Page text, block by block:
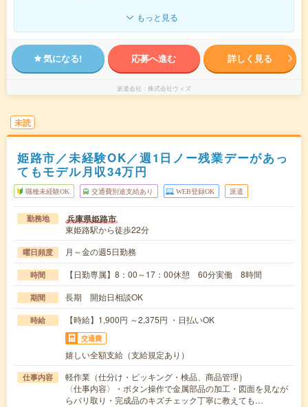
もっと見る
気になる! 応募へ進む 詳しく見る
派遣会社 株式会社ウィズ
未読
姫路市／未経験OK／週1日ノー残業デーがあっ
てもモデル月収34万円
職種未経験OK 交通費別途支給あり WEB登録OK 派遣
勤務地 兵庫県姫路市
東姫路駅から徒歩22分
曜日頻度 月～金の週5日勤務
時間 【日勤専属】8：00～17：00休憩 60分実働 8時間
期間 長期 開始日相談OK
時給 【時給】1,900円 ～2,375円 ・日払いOK
交通費
嬉しい全額支給（支給規定あり）
仕事内容
軽作業（仕分け・ピッキング・検品、商品管理）
〈仕事内容〉・ボタン操作で金属部品の加工・図面を見なが
らバリ取り・完成品のキズチェック丁寧に教えても…